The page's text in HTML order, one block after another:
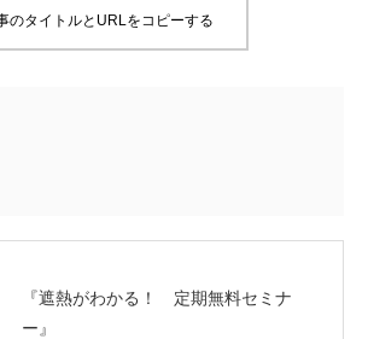
のタイトルとURLをコピーする
『遮熱がわかる！ 定期無料セミナ
ー』